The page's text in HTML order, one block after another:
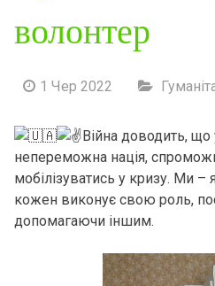
волонтер
1 Чер 2022
Війна доводить, що
непереможна нація,
мобілізуватись у кризу. Ми
кожен виконує свою роль,
допомагаючи іншим.